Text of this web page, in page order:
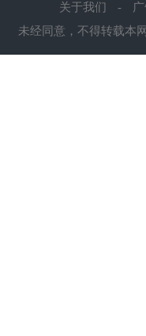
关于我们 -
未经同意，不得转载本